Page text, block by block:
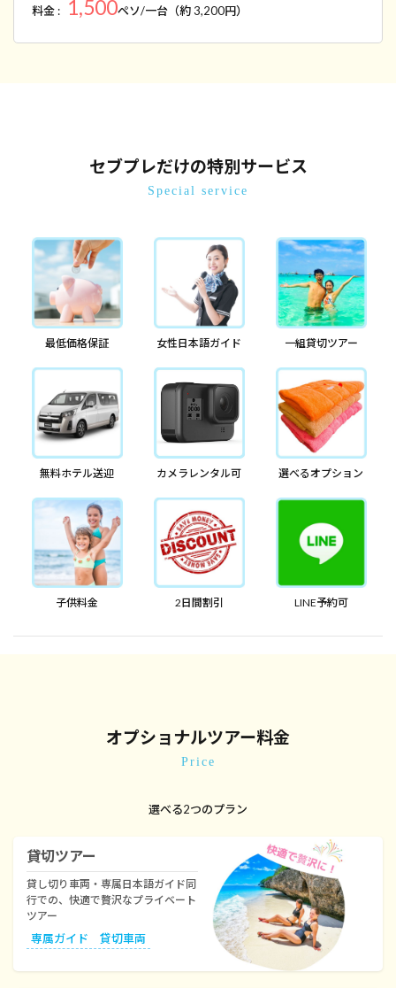
料金 : 1,500ペソ/一台（約 3,200円）
セブプレだけの特別サービス
Special service
最低価格保証 女性日本語ガイド 一組貸切ツアー
無料ホテル送迎 カメラレンタル可 選べるオプション
子供料金 2日間割引 LINE予約可
オプショナルツアー料金
Price
選べる2つのプラン
貸切ツアー
貸し切り車両・専属日本語ガイド同
行での、快適で贅沢なプライベート
ツアー
専属ガイド 貸切車両